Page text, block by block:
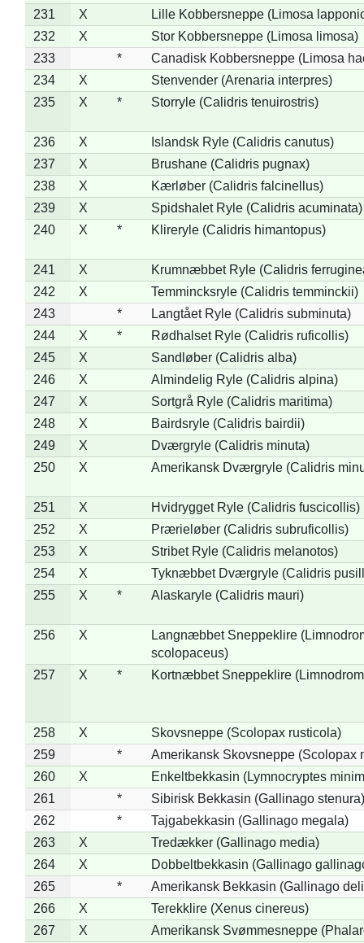
231 X
Lille Kobbersneppe (Limosa
232
X
Stor Kobbersneppe (Limosa limosa)
233
*
Canadisk Kobbersneppe (Limosa
234
X
Stenvender (Arenaria interpres)
235
X * Storryle (Calidris tenuirostris)
236 X
Islandsk Ryle (Calidris canutus)
237
X
Brushane (Calidris pugnax)
238
X
Kærløber (Calidris falcinellus)
239
X
Spidshalet Ryle (Calidris acuminata)
240
X * Klireryle (Calidris himantopus)
241 X
Krumnæbbet Ryle (Calidris
242
X
Temmincksryle (Calidris temminckii)
243
*
Langtået Ryle (Calidris subminuta)
244
X *
Rødhalset Ryle (Calidris ruficollis)
245
X
Sandløber (Calidris alba)
246
X
Almindelig Ryle (Calidris alpina)
247
X
Sortgrå Ryle (Calidris maritima)
248
X
Bairdsryle (Calidris bairdii)
249
X
Dværgryle (Calidris minuta)
250
X Amerikansk Dværgryle (Calidris
251 X
Hvidrygget Ryle (Calidris fuscicollis)
252
X
Prærieløber (Calidris subruficollis)
253
X
Stribet Ryle (Calidris melanotos)
254
X
Tyknæbbet Dværgryle (Calidris
255
X * Alaskaryle (Calidris mauri)
256 X
Langnæbbet Sneppeklire
scolopaceus)
257
X * Kortnæbbet Sneppeklire
258 X
Skovsneppe (Scolopax rusticola)
259
*
Amerikansk Skovsneppe (Scolopax
260
X
Enkeltbekkasin (Lymnocryptes
261
*
Sibirisk Bekkasin (Gallinago stenura)
262
*
Tajgabekkasin (Gallinago megala)
263
X
Tredækker (Gallinago media)
264
X
Dobbeltbekkasin (Gallinago
265
*
Amerikansk Bekkasin (Gallinago
266
X
Terekklire (Xenus cinereus)
267
X
Amerikansk Svømmesneppe